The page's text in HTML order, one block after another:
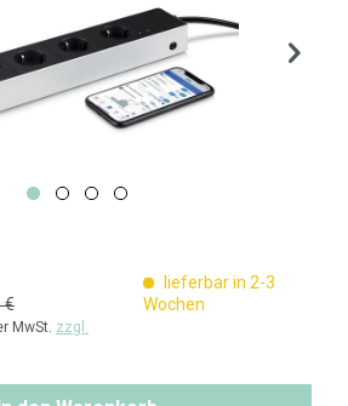
€
MwSt. zzgl.
lieferbar in 2-3
Wochen